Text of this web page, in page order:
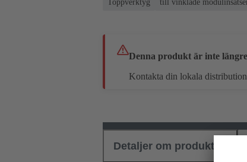
Toppverktyg till vinklade
Denna produkt är inte
Kontakta din lokala
Detaljer om produkten